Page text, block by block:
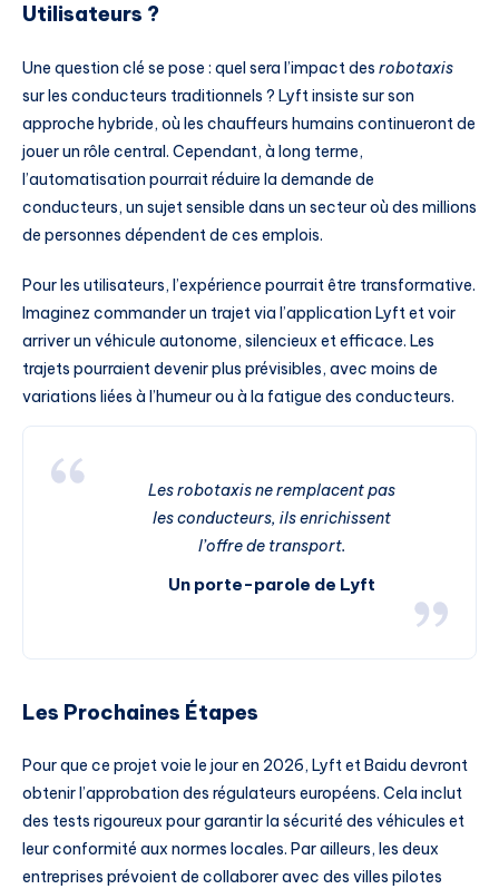
Utilisateurs ?
Une question clé se pose : quel sera l’impact des robotaxis
sur les conducteurs traditionnels ? Lyft insiste sur son
approche hybride, où les chauffeurs humains continueront de
jouer un rôle central. Cependant, à long terme,
l’automatisation pourrait réduire la demande de
conducteurs, un sujet sensible dans un secteur où des millions
de personnes dépendent de ces emplois.
Pour les utilisateurs, l’expérience pourrait être transformative.
Imaginez commander un trajet via l’application Lyft et voir
arriver un véhicule autonome, silencieux et efficace. Les
trajets pourraient devenir plus prévisibles, avec moins de
variations liées à l’humeur ou à la fatigue des conducteurs.
Les robotaxis ne remplacent pas
les conducteurs, ils enrichissent
l’offre de transport.
Un porte-parole de Lyft
Les Prochaines Étapes
Pour que ce projet voie le jour en 2026, Lyft et Baidu devront
obtenir l’approbation des régulateurs européens. Cela inclut
des tests rigoureux pour garantir la sécurité des véhicules et
leur conformité aux normes locales. Par ailleurs, les deux
entreprises prévoient de collaborer avec des villes pilotes